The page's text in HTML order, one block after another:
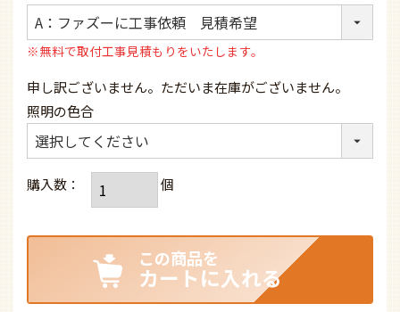
(必
※無料で取付工事見積もりをいたします。
申し訳ございません。ただいま在庫がございません。
照明の色合
カートに入れる